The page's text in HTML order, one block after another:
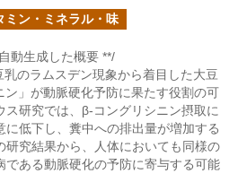
ミン・ミネラル・味
動生成した概要 **/
乳のラムスデン現象から着目した大豆
ン」が動脈硬化予防に果たす役割の可
研究では、β-コングリシニン摂取に
に低下し、糞中への排出量が増加する
研究結果から、人体においても同様の
である動脈硬化の予防に寄与する可能